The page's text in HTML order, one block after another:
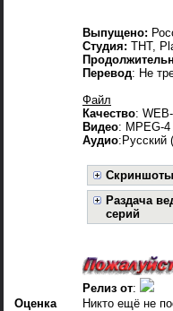
Выпущено:
Студия: ТНТ,
Перевод: Не
Файл
Качество:
Видео: MPEG-
Аудио:Русский
Скриншоты
Раздача
серий
Релиз от:
Оценка
Никто ещё не